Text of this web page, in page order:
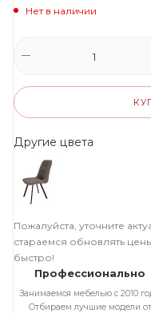
Нет в наличии
Другие цвета
Пожалуйста, уточните
стараемся обновлять
быстро!
Профессионально
Занимаемся мебелью с 2010
Отбираем лучшие модели от